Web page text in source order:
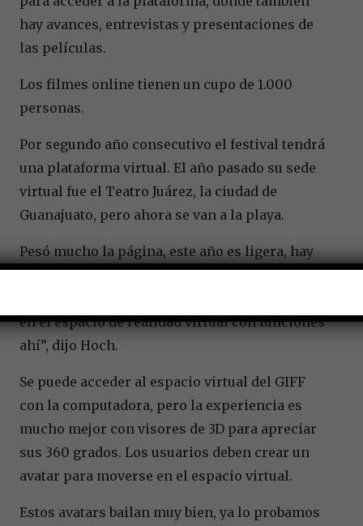
hay avances, entrevistas y presentaciones de
las películas.
Los filmes online tienen un cupo de 1.000
personas.
Por segundo año consecutivo el festival tendrá
una plataforma virtual. El año pasado su sede
virtual fue el Teatro Juárez, la ciudad de
Guanajuato, pero ahora se van a la playa.
Pesó mucho la página, este año es ligera, hay
espacios al aire libre para conferencias, para
en el espacio de realidad virtual con funciones
ahí”, dijo Hoch.
Se puede acceder al espacio virtual del GIFF
con la computadora, pero la experiencia es
mucho mejor con visores de 3D para apreciar
sus 360 grados. Los usuarios deben crear un
avatar para moverse en el espacio virtual.
Estos avatars bailan muy bien, ya lo probamos